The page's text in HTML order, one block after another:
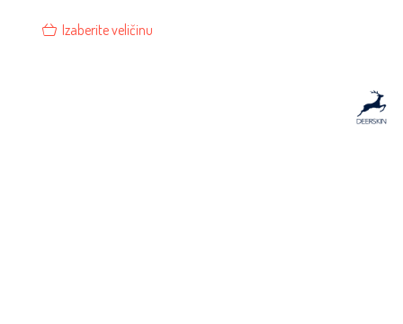
Izaberite veličinu